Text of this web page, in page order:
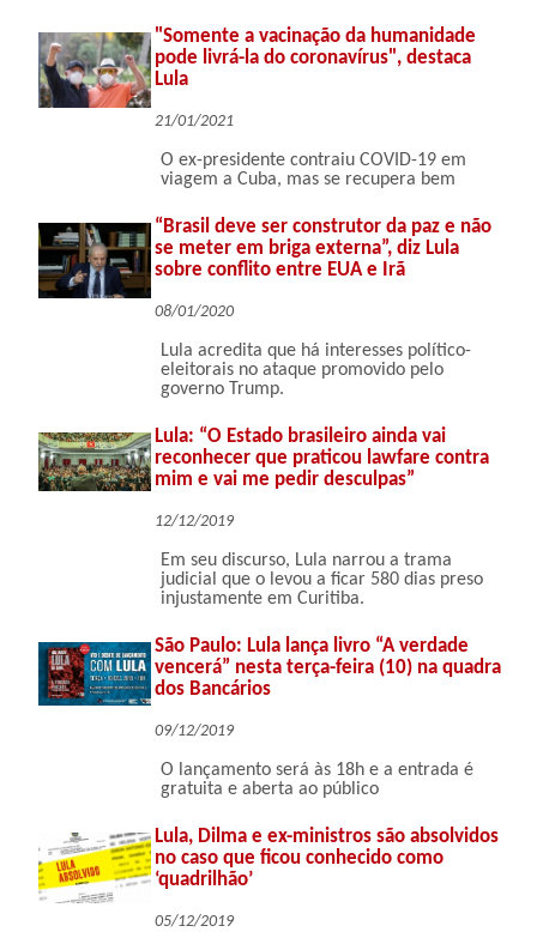
"Somente a vacinação da humanidade
pode livrá-la do coronavírus", destaca
Lula
21/01/2021
O ex-presidente contraiu COVID-19 em
viagem a Cuba, mas se recupera bem
“Brasil deve ser construtor da paz e não
se meter em briga externa”, diz Lula
sobre conflito entre EUA e Irã
08/01/2020
Lula acredita que há interesses político-
eleitorais no ataque promovido pelo
governo Trump.
Lula: “O Estado brasileiro ainda vai
reconhecer que praticou lawfare contra
mim e vai me pedir desculpas”
12/12/2019
Em seu discurso, Lula narrou a trama
judicial que o levou a ficar 580 dias preso
injustamente em Curitiba.
São Paulo: Lula lança livro “A verdade
vencerá” nesta terça-feira (10) na quadra
dos Bancários
09/12/2019
O lançamento será às 18h e a entrada é
gratuita e aberta ao público
Lula, Dilma e ex-ministros são absolvidos
no caso que ficou conhecido como
‘quadrilhão’
05/12/2019